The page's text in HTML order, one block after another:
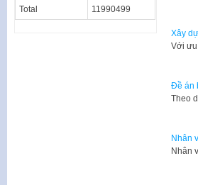
Xây
​Với ưu
Đề án
​​Theo
Nhân
​Nhân
Total 11990499